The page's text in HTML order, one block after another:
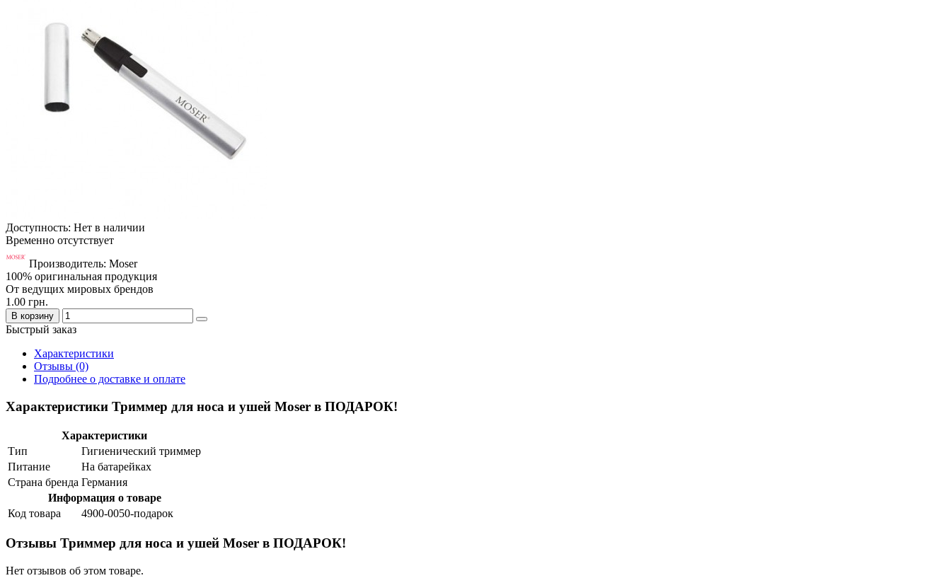
Доступность: Нет в наличии
Временно отсутствует
Производитель: Moser
100% оригинальная продукция
От ведущих мировых брендов
1.00 грн.
В корзину
Быстрый заказ
Характеристики
Отзывы (0)
Подробнее о доставке и оплате
Характеристики Триммер для носа и ушей Moser в ПОДАРОК!
Характеристики
Тип
Гигиенический триммер
Питание
На батарейках
Страна бренда Германия
Информация о товаре
Код товара
4900-0050-подарок
Отзывы Триммер для носа и ушей Moser в ПОДАРОК!
Нет отзывов об этом товаре.